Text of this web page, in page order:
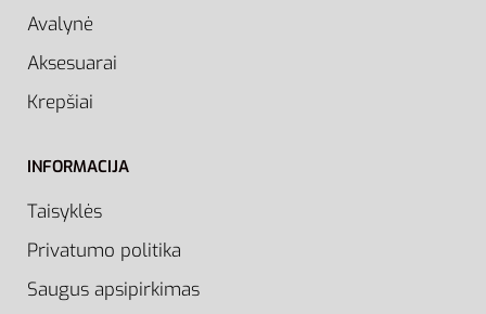
Avalynė
Aksesuarai
Krepšiai
INFORMACIJA
Taisyklės
Privatumo politika
Saugus apsipirkimas